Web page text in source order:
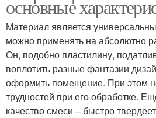
основные
Материал является
можно применять на абсолютно
Он, подобно пластилину,
воплотить разные фантазии
оформить помещение. При этом
трудностей при его обработке.
качество смеси – быстро